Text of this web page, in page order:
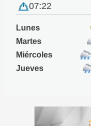
07:22
Lunes
Martes
Miércoles
Jueves